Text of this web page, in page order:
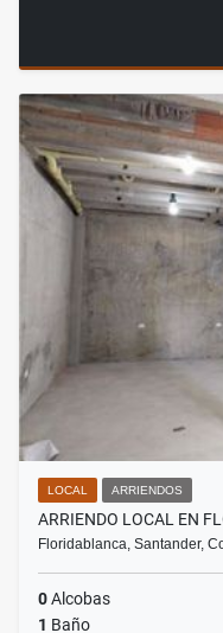
LOCAL ARRIENDOS
ARRIENDO LOCAL EN
Floridablanca, Santander,
0Alcobas
1 Baño